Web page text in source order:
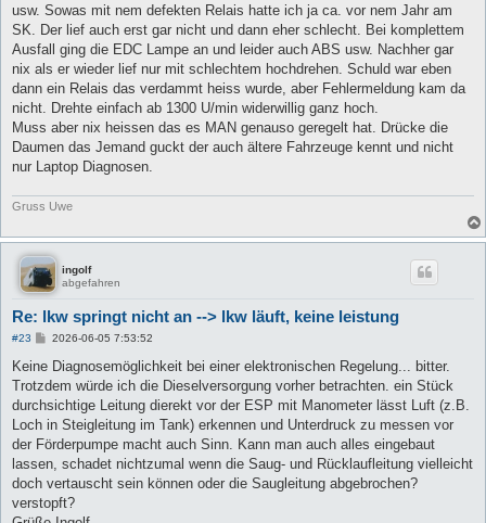
usw. Sowas mit nem defekten Relais hatte ich ja ca. vor nem Jahr am
SK. Der lief auch erst gar nicht und dann eher schlecht. Bei komplettem
Ausfall ging die EDC Lampe an und leider auch ABS usw. Nachher gar
nix als er wieder lief nur mit schlechtem hochdrehen. Schuld war eben
dann ein Relais das verdammt heiss wurde, aber Fehlermeldung kam da
nicht. Drehte einfach ab 1300 U/min widerwillig ganz hoch.
Muss aber nix heissen das es MAN genauso geregelt hat. Drücke die
Daumen das Jemand guckt der auch ältere Fahrzeuge kennt und nicht
nur Laptop Diagnosen.
Gruss Uwe
ingolf
abgefahren
Re: lkw springt nicht an --> lkw läuft, keine leistung
#23
B
i
r
a
2026-06-05 7:53:52
Keine Diagnosemöglichkeit bei einer elektronischen Regelung... bitter.
Trotzdem würde ich die Dieselversorgung vorher betrachten. ein Stück
durchsichtige Leitung dierekt vor der ESP mit Manometer lässt Luft (z.B.
Loch in Steigleitung im Tank) erkennen und Unterdruck zu messen vor
der Förderpumpe macht auch Sinn. Kann man auch alles eingebaut
lassen, schadet nichtzumal wenn die Saug- und Rücklaufleitung vielleicht
doch vertauscht sein können oder die Saugleitung abgebrochen?
verstopft?